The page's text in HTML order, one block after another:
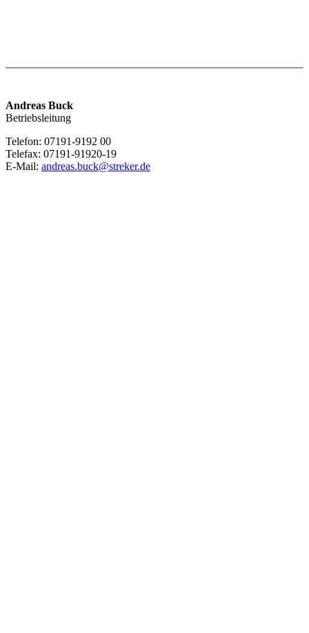
Andreas Buck
Betriebsleitung
Telefon: 07191-9192 00
Telefax: 07191-91920-19
E-Mail: andreas.buck@streker.de